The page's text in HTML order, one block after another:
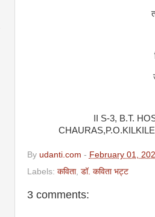
II S-3, B.T.
By udanti.com - February 01,
Labels: कविता, डॉ. कविता भट्ट
3 comments: